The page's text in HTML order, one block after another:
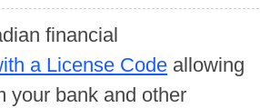
financial
a License Code allowing
your bank and other